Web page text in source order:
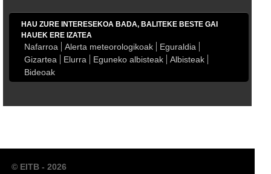
HAU ZURE INTERESEKOA BADA, BALITEKE BESTE GAI
HAUEK ERE IZATEA
Nafarroa Alerta meteorologikoak
Eguraldia
Gizartea
Elurra Eguneko albisteak
Albisteak
Bideoak
© EITB - 2026